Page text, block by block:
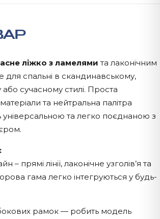
ліжко з ламелями та лаконічним
для спальні в скандинавському,
або сучасному стилі. Проста
матеріали та нейтральна палітра
та легко поєднаною з
– прямі лінії, лаконічне узголів’я та
гама легко інтегруються у будь-
бокових рамок — робить модель